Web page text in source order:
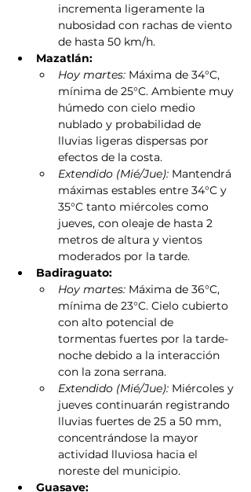
incrementa ligeramente la
nubosidad con rachas de viento
de hasta 50 km/h.
Mazatlán:
Hoy martes: Máxima de 34°C,
mínima de 25°C. Ambiente muy
húmedo con cielo medio
nublado y probabilidad de
lluvias ligeras dispersas por
efectos de la costa.
Extendido (Mié/Jue): Mantendrá
máximas estables entre 34°C y
35°C tanto miércoles como
jueves, con oleaje de hasta 2
metros de altura y vientos
moderados por la tarde.
Badiraguato:
Hoy martes: Máxima de 36°C,
mínima de 23°C. Cielo cubierto
con alto potencial de
tormentas fuertes por la tarde-
noche debido a la interacción
con la zona serrana.
Extendido (Mié/Jue): Miércoles y
jueves continuarán registrando
lluvias fuertes de 25 a 50 mm,
concentrándose la mayor
actividad lluviosa hacia el
noreste del municipio.
Guasave: